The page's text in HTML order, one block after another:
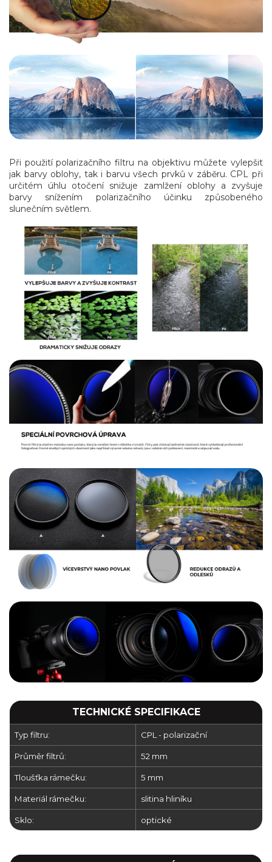
Při použití polarizačního filtru na objektivu můžete vylepšit
jak barvy oblohy, tak i barvu všech prvků v záběru. CPL při
určitém úhlu otočení snižuje zamlžení oblohy a zvyšuje
barvy snížením polarizačního účinku způsobeného
slunečním světlem.
TECHNICKÉ SPECIFIKACE
Typ filtru: CPL - polarizační
Průměr filtrů: 52 mm
Tloušťka rámečku: 5 mm
Materiál rámečku: slitina hliníku
Sklo: optické